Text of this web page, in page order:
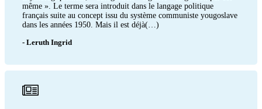
même ». Le terme sera introduit dans le langage politique
français suite au concept issu du système communiste yougoslave
dans les années 1950. Mais il est déjà(…)
- Leruth Ingrid